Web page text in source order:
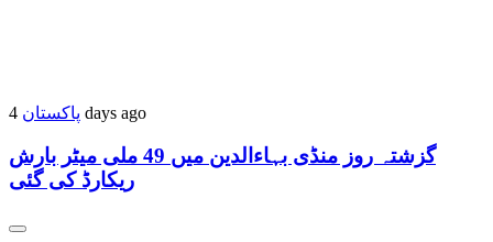
پاکستان 4 days ago
گزشتہ روز منڈی بہاءالدین میں 49 ملی میٹر بارش
ریکارڈ کی گئی